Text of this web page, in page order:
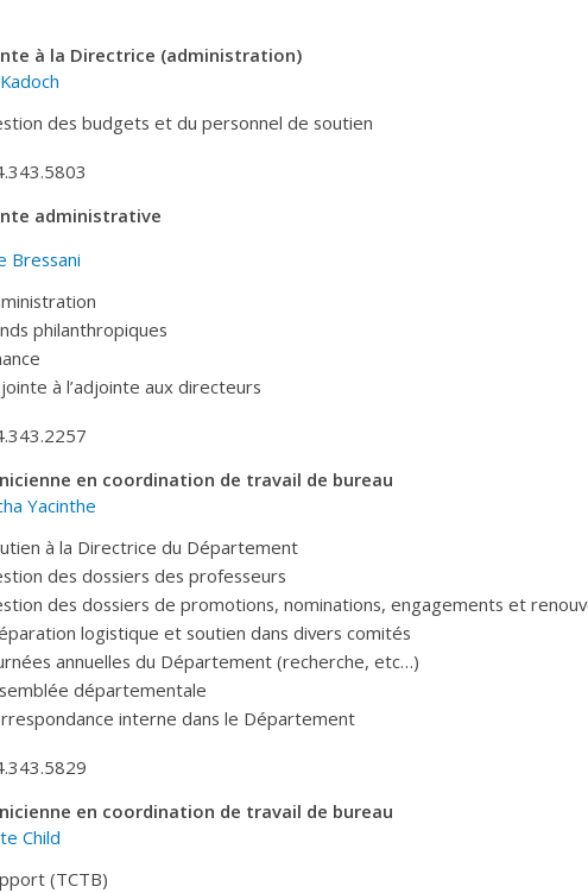
à la Directrice (administration)
des budgets et du personnel de soutien
administrative
Bressani
philanthropiques
à l’adjointe aux directeurs
en coordination de travail de bureau
Yacinthe
à la Directrice du Département
des dossiers des professeurs
des dossiers de promotions, nominations, engagements et
logistique et soutien dans divers comités
annuelles du Département (recherche, etc…)
départementale
interne dans le Département
en coordination de travail de bureau
Child
(TCTB)